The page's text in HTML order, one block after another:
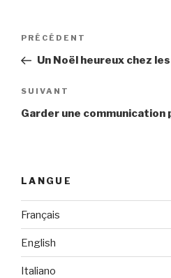
Navigation
l’article
Article
précédent
PRÉCÉDENT
Un Noël heureux chez
Article
suivant
SUIVANT
Garder une communication
LANGUE
Français
English
Italiano